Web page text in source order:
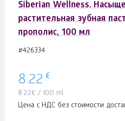
Siberian Wellness.
растительная зубная
прополис, 100 мл
#426334
8.22 €
8.22€ / 100 ml
Цена с НДС без стоимости